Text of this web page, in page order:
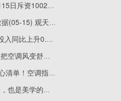
中国生物制药(01177)5月15日斥资1002.69万港元回购187万股-即时看
中巨芯(688549)龙虎榜数据(05-15) 观天下
中国东航：4月客运运力投入同比上升0.84%
卡萨帝软风空调十周年：把空调风变舒适、变健康
统帅618给独居青年的省心清单！空调指哪吹哪，脏衣一机搞定
卡萨帝冰箱是市场的标杆，也是美学的标杆